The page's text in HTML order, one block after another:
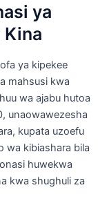
ya
Kina
ya kipekee
mahsusi kwa
wa ajabu hutoa
unaowawezesha
kupata uzoefu
wa kibiashara bila
huwekwa
kwa shughuli za